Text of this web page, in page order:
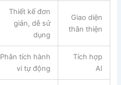
Giao diện
thân thiện
Thiết kế đơn
giản, dễ sử
dụng
Tích hợp
AI
Phân tích hành
vi tự động